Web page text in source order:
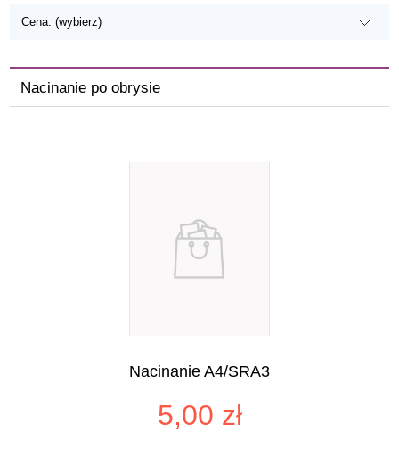
Cena: (wybierz)
Nacinanie po obrysie
Nacinanie A4/SRA3
5,00 zł